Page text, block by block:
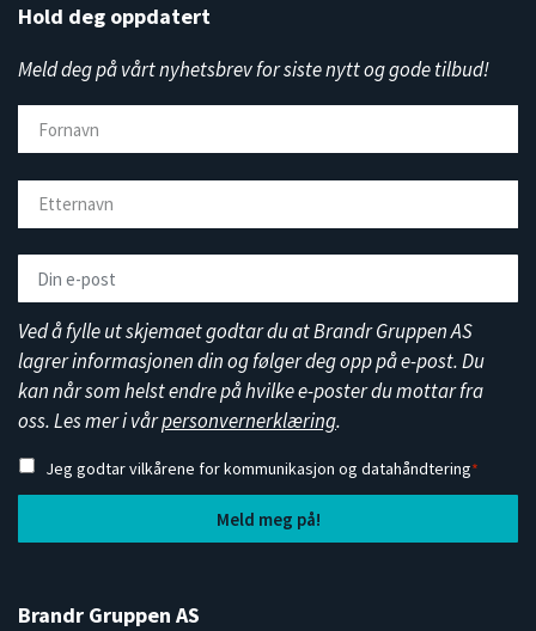
Hold deg oppdatert
Meld deg på vårt nyhetsbrev for siste nytt og gode tilbud!
Ved å fylle ut skjemaet godtar du at Brandr Gruppen AS
lagrer informasjonen din og følger deg opp på e-post. Du
kan når som helst endre på hvilke e-poster du mottar fra
oss. Les mer i vårpersonvernerklæring.
Jeg godtar vilkårene for kommunikasjon og datahåndtering*
Brandr Gruppen AS